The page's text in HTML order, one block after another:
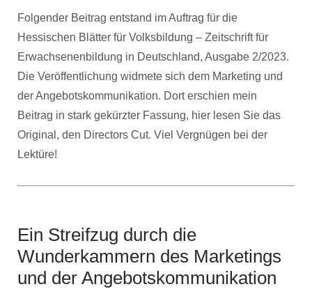
Folgender Beitrag entstand im Auftrag für die
Hessischen Blätter für Volksbildung – Zeitschrift für
Erwachsenenbildung in Deutschland, Ausgabe 2/2023.
Die Veröffentlichung widmete sich dem Marketing und
der Angebotskommunikation. Dort erschien mein
Beitrag in stark gekürzter Fassung, hier lesen Sie das
Original, den Directors Cut. Viel Vergnügen bei der
Lektüre!
Ein Streifzug durch die
Wunderkammern des Marketings
und der Angebotskommunikation